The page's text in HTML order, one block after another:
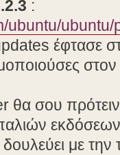
:
ubuntu/
έφτασε
θα σου
με την